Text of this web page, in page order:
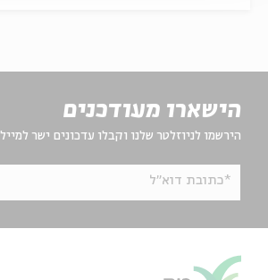
הישארו מעודכנים
הירשמו לניוזלטר שלנו וקבלו עדכונים ישר למייל
*כתובת דוא"ל